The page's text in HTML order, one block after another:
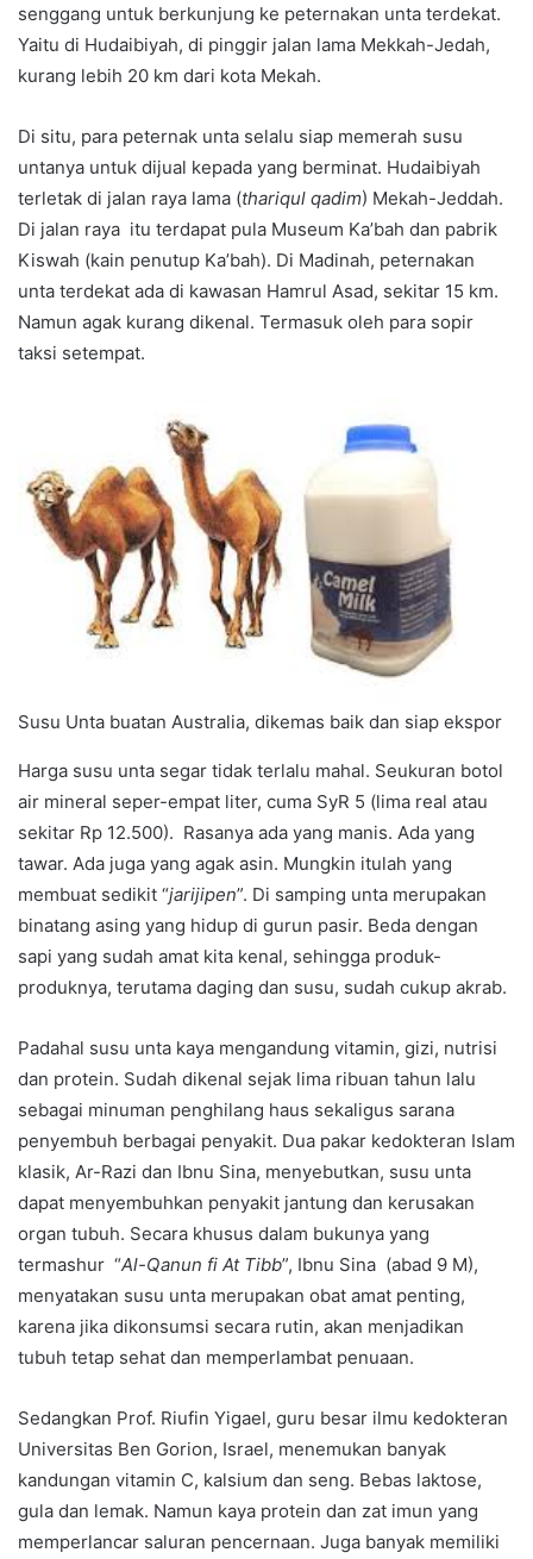
senggang untuk berkunjung ke peternakan unta terdekat.
Yaitu di Hudaibiyah, di pinggir jalan lama Mekkah-Jedah,
kurang lebih 20 km dari kota Mekah.
Di situ, para peternak unta selalu siap memerah susu
untanya untuk dijual kepada yang berminat. Hudaibiyah
terletak di jalan raya lama (thariqul qadim) Mekah-Jeddah.
Di jalan raya itu terdapat pula Museum Ka’bah dan pabrik
Kiswah (kain penutup Ka’bah). Di Madinah, peternakan
unta terdekat ada di kawasan Hamrul Asad, sekitar 15 km.
Namun agak kurang dikenal. Termasuk oleh para sopir
taksi setempat.
Susu Unta buatan Australia, dikemas baik dan siap ekspor
Harga susu unta segar tidak terlalu mahal. Seukuran botol
air mineral seper-empat liter, cuma SyR 5 (lima real atau
sekitar Rp 12.500). Rasanya ada yang manis. Ada yang
tawar. Ada juga yang agak asin. Mungkin itulah yang
membuat sedikit “jarijipen”. Di samping unta merupakan
binatang asing yang hidup di gurun pasir. Beda dengan
sapi yang sudah amat kita kenal, sehingga produk-
produknya, terutama daging dan susu, sudah cukup akrab.
Padahal susu unta kaya mengandung vitamin, gizi, nutrisi
dan protein. Sudah dikenal sejak lima ribuan tahun lalu
sebagai minuman penghilang haus sekaligus sarana
penyembuh berbagai penyakit. Dua pakar kedokteran Islam
klasik, Ar-Razi dan Ibnu Sina, menyebutkan, susu unta
dapat menyembuhkan penyakit jantung dan kerusakan
organ tubuh. Secara khusus dalam bukunya yang
termashur “Al-Qanun fi At Tibb”, Ibnu Sina (abad 9 M),
menyatakan susu unta merupakan obat amat penting,
karena jika dikonsumsi secara rutin, akan menjadikan
tubuh tetap sehat dan memperlambat penuaan.
Sedangkan Prof. Riufin Yigael, guru besar ilmu kedokteran
Universitas Ben Gorion, Israel, menemukan banyak
kandungan vitamin C, kalsium dan seng. Bebas laktose,
gula dan lemak. Namun kaya protein dan zat imun yang
memperlancar saluran pencernaan. Juga banyak memiliki